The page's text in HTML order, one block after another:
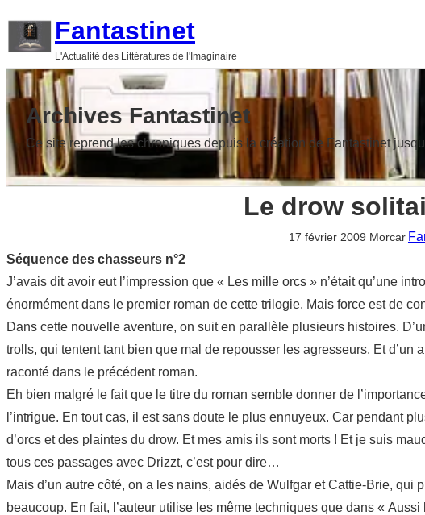
Fantastinet
L'Actualité des Littératures de l'Imaginaire
Archives Fantastinet
Ce site reprend les chroniques depuis la création de Fantastinet
Le drow
17 février 2009 Morcar
Séquence des chasseurs n°2
J’avais dit avoir eut l’impression que « Les mille orcs » n’était qu’une
énormément dans le premier roman de cette trilogie. Mais force est de
Dans cette nouvelle aventure, on suit en parallèle plusieurs histoires.
trolls, qui tentent tant bien que mal de repousser les agresseurs. Et
raconté dans le précédent roman.
Eh bien malgré le fait que le titre du roman semble donner de
l’intrigue. En tout cas, il est sans doute le plus ennuyeux. Car pendant
d’orcs et des plaintes du drow. Et mes amis ils sont morts ! Et je suis
tous ces passages avec Drizzt, c’est pour dire…
Mais d’un autre côté, on a les nains, aidés de Wulfgar et Cattie-Brie,
beaucoup. En fait, l’auteur utilise les même techniques que dans «